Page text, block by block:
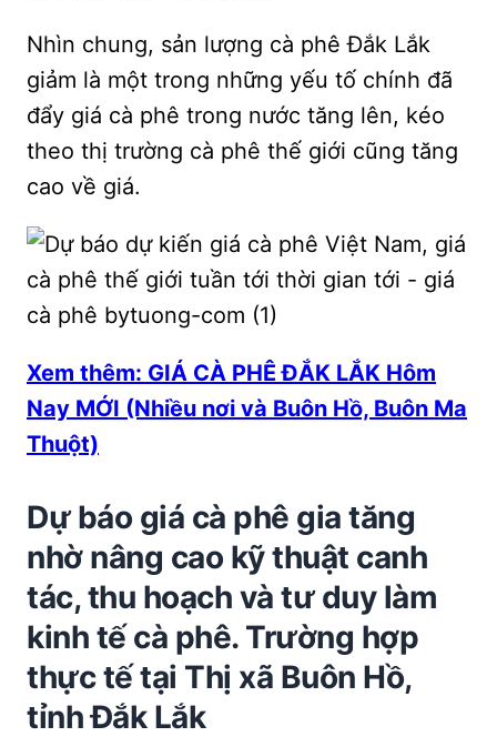
Nhìn chung, sản lượng cà phê Đắk Lắk
giảm là một trong những yếu tố chính đã
đẩy giá cà phê trong nước tăng lên, kéo
theo thị trường cà phê thế giới cũng tăng
cao về giá.
Xem thêm: GIÁ CÀ PHÊ ĐẮK LẮK Hôm
Nay MỚI (Nhiều nơi và Buôn Hồ, Buôn Ma
Thuột)
Dự báo giá cà phê gia tăng
nhờ nâng cao kỹ thuật canh
tác, thu hoạch và tư duy làm
kinh tế cà phê. Trường hợp
thực tế tại Thị xã Buôn Hồ,
tỉnh Đắk Lắk